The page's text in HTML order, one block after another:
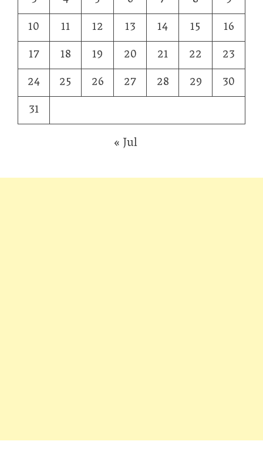
10
11 12 13 14 15
16
17
18 19 20 21 22
23
24
25 26 27 28 29
30
31
« Jul